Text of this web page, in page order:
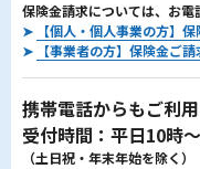
保険金請求については、お電
➤
【個人・個人事業の方】
➤
【事業者の方】保険金ご
携帯電話からもご利用
受付時間：平日10時
（土日祝・年末年始を除く）